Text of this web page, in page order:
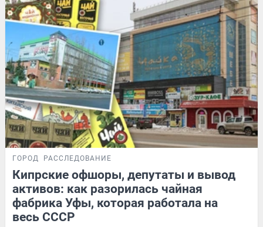
ГОРОД РАССЛЕДОВАНИЕ
Кипрские офшоры, депутаты и вывод
активов: как разорилась чайная
фабрика Уфы, которая работала на
весь СССР